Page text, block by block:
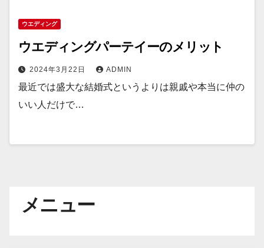
ウエディング
ウエディングパーテイーのメリット
2024年3月22日 ADMIN
最近では盛大な結婚式というよりは親戚や本当に仲の
いい人だけで…
メニュー